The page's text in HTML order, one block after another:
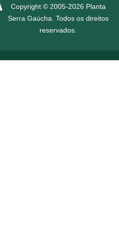
Copyright © 2005-2026 Planta
Serra Gaúcha. Todos os direitos
reservados.